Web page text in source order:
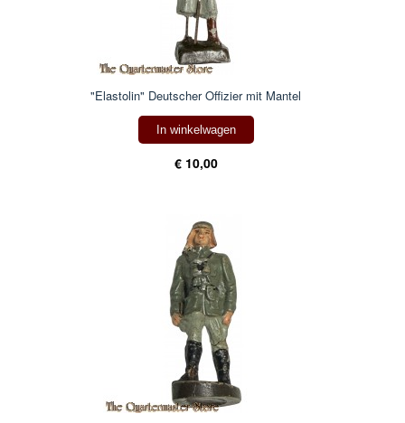
"Elastolin" Deutscher Offizier mit Mantel
In winkelwagen
€ 10,00